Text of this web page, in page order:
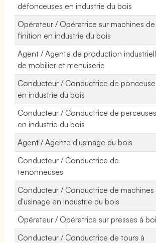
défonceuses en industrie du bois
Opérateur / Opératrice sur machines de
finition en industrie du bois
Agent / Agente de production
de mobilier et menuiserie
Conducteur / Conductrice de
en industrie du bois
Conducteur / Conductrice de perceuses
en industrie du bois
Agent / Agente d'usinage du bois
Conducteur / Conductrice de
tenonneuses
Conducteur / Conductrice de machines
d'usinage en industrie du bois
Opérateur / Opératrice sur presses à
Conducteur / Conductrice de tours à